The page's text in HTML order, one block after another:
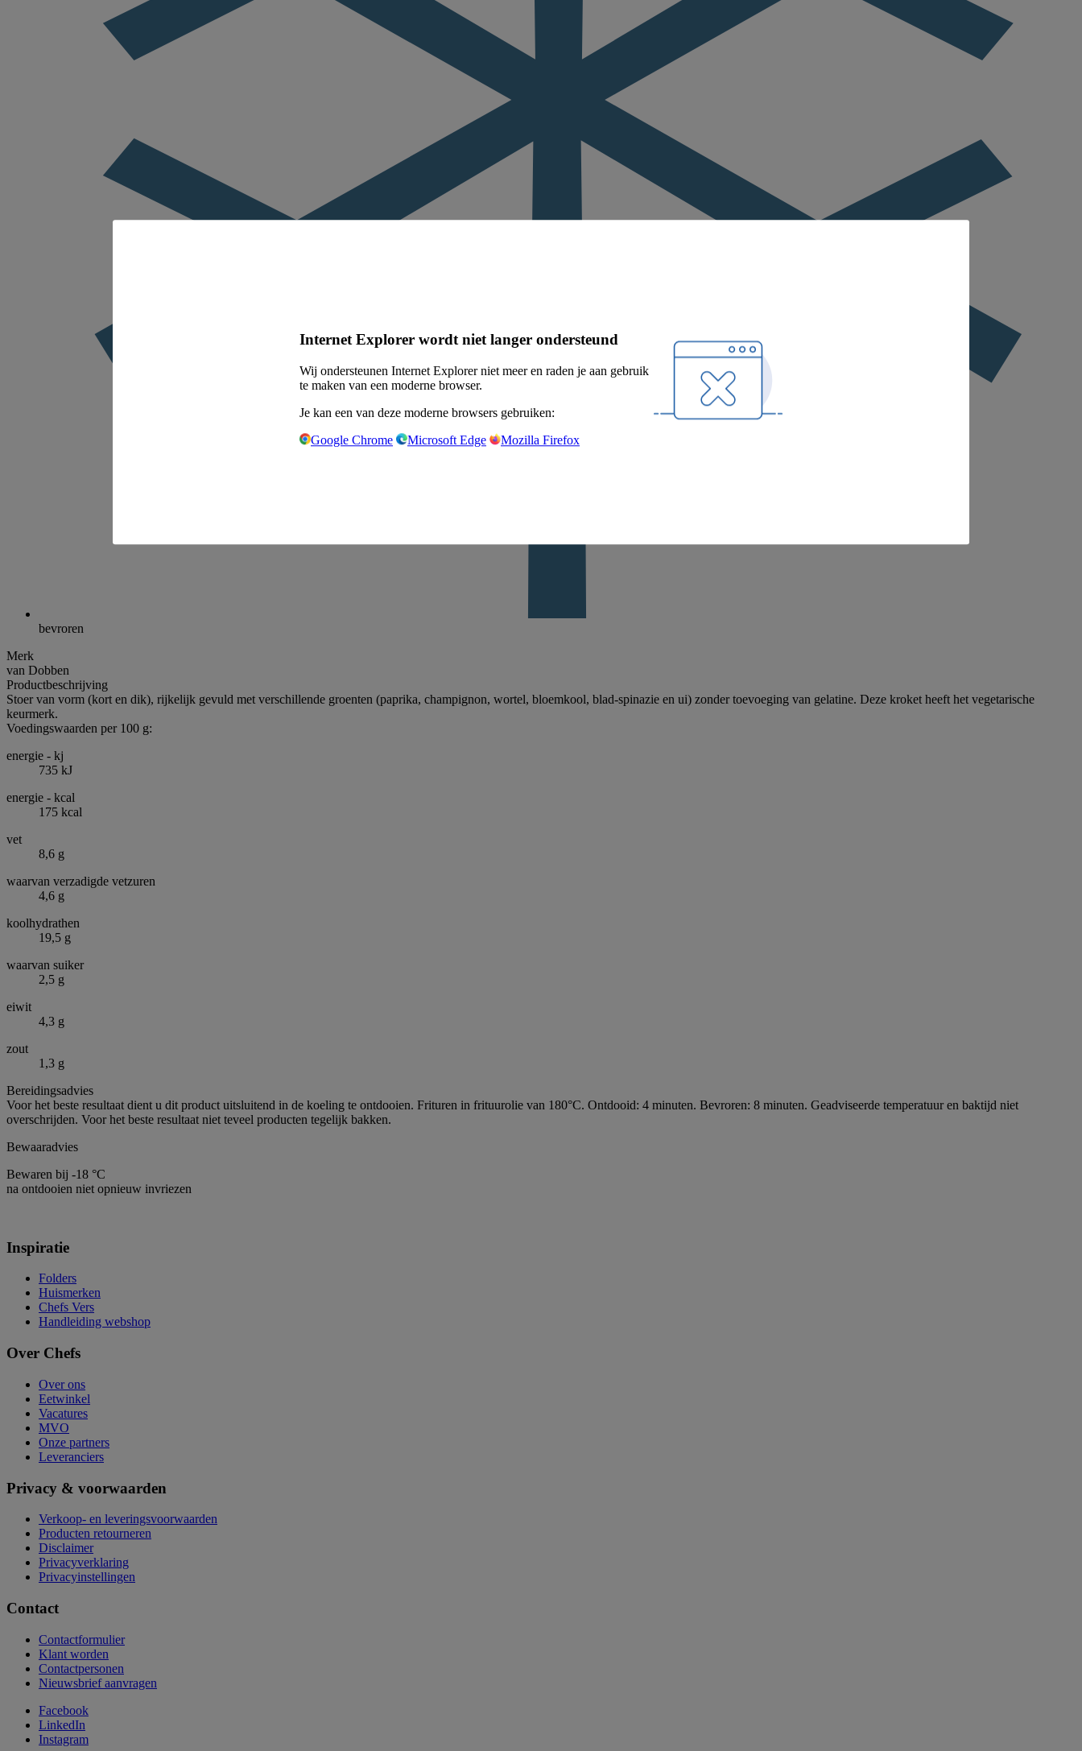
Internet Explorer wordt niet langer ondersteund
Wij ondersteunen Internet Explorer niet meer en raden je aan gebruik
te maken van een moderne browser.
Je kan een van deze moderne browsers gebruiken:
Google Chrome
Microsoft Edge Mozilla Firefox
bevroren
Merk
van Dobben
Productbeschrijving
Stoer van vorm (kort en dik), rijkelijk gevuld met verschillende groenten (paprika, champignon, wortel, bloemkool, blad-spinazie en ui) zonder toevoeging van gelatine. Deze kroket heeft het vegetarische
keurmerk.
Voedingswaarden per 100 g:
energie - kj
735 kJ
energie - kcal
175 kcal
vet
8,6 g
waarvan verzadigde vetzuren
4,6 g
koolhydrathen
19,5 g
waarvan suiker
2,5 g
eiwit
4,3 g
zout
1,3 g
Bereidingsadvies
Voor het beste resultaat dient u dit product uitsluitend in de koeling te ontdooien. Frituren in frituurolie van 180°C. Ontdooid: 4 minuten. Bevroren: 8 minuten. Geadviseerde temperatuur en baktijd niet
overschrijden. Voor het beste resultaat niet teveel producten tegelijk bakken.
Bewaaradvies
Bewaren bij -18 °C
na ontdooien niet opnieuw invriezen
Inspiratie
Folders
Huismerken
Chefs Vers
Handleiding webshop
Over Chefs
Over ons
Eetwinkel
Vacatures
MVO
Onze partners
Leveranciers
Privacy & voorwaarden
Verkoop- en leveringsvoorwaarden
Producten retourneren
Disclaimer
Privacyverklaring
Privacyinstellingen
Contact
Contactformulier
Klant worden
Contactpersonen
Nieuwsbrief aanvragen
Facebook
LinkedIn
Instagram